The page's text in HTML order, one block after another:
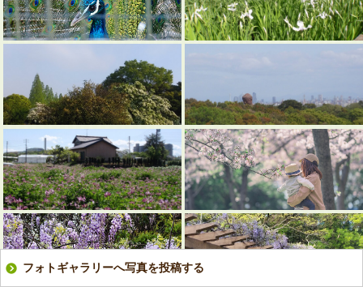
フォトギャラリーへ写真を投稿する